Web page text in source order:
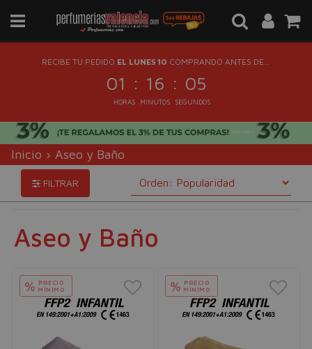
RECIBE TU PEDIDO EL LUNES 10 COMPRANDO ANTES DE...
01 : 16 : 03
HORAS MINUTOS SEGUNDOS
Inicio › Aseo y Baño
FILTRAR
Aseo y Baño
% PRECIO
MÍNIMO
% PRECIO
MÍNIMO